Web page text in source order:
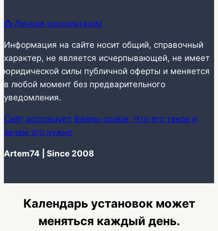
📩 Личная консультация
Информация на сайте носит общий, справочный
характер, не является исчерпывающей, не имеет
юридической силы публичной оферты и меняется
в любой момент без предварительного
уведомления.
Сайт использует файлы cookie: Что это такое и
зачем это нужно
Artem74 | Since 2008
Календарь установок может
меняться каждый день.